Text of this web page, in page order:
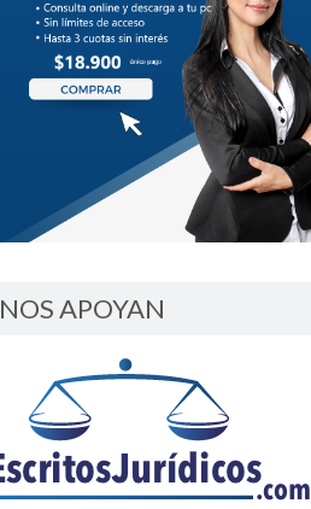
NOS APOYAN